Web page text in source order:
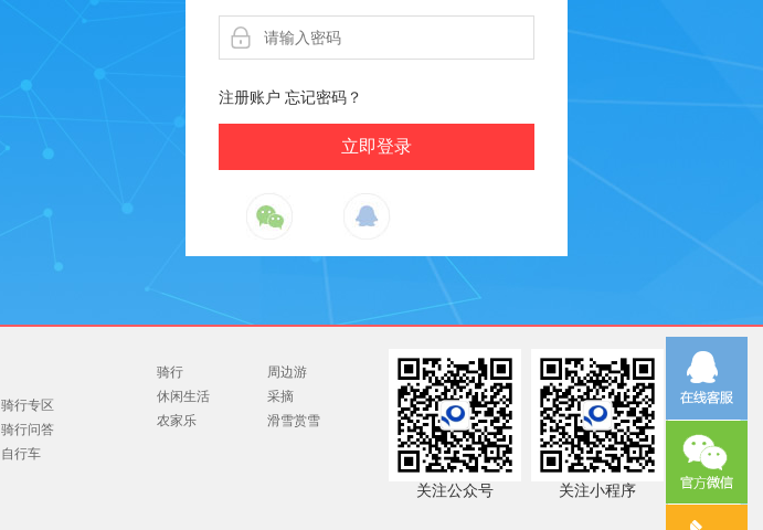
注册账户 忘记密码？
骑行专区
骑行问答
自行车
骑行
周边游
休闲生活
采摘
农家乐
滑雪赏雪
关注公众号 关注小程序